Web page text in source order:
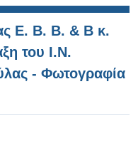
Ε. Β. Β. & Β κ.
του Ι.Ν.
- Φωτογραφία